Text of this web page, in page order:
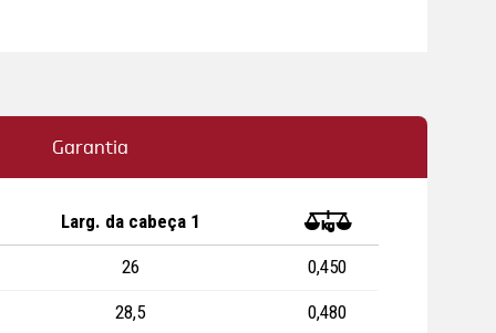
Garantia
Larg. da cabeça 1
0
26 0,450
28,5 0,480